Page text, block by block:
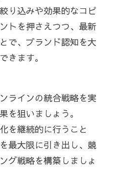
り込みや効果的なコピ
トを押さえつつ、最新
で、ブランド認知を大
きます。
ラインの統合戦略を実
を狙いましょう。
を継続的に行うこと
最大限に引き出し、競
グ戦略を構築しましょ